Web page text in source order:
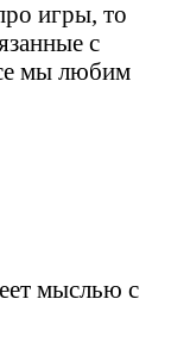
игры, то
с
мы любим
мыслью с